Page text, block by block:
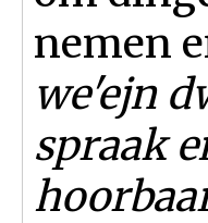
nemen
we'ejn
spraak